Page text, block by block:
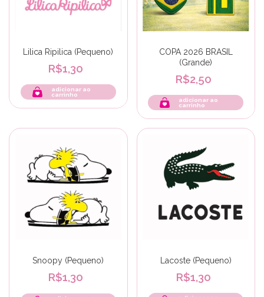
Lilica Ripilica (Pequeno)
R$1,30
adicionar ao
carrinho
COPA 2026 BRASIL
(Grande)
R$2,50
adicionar ao
carrinho
Snoopy (Pequeno)
R$1,30
Lacoste (Pequeno)
R$1,30